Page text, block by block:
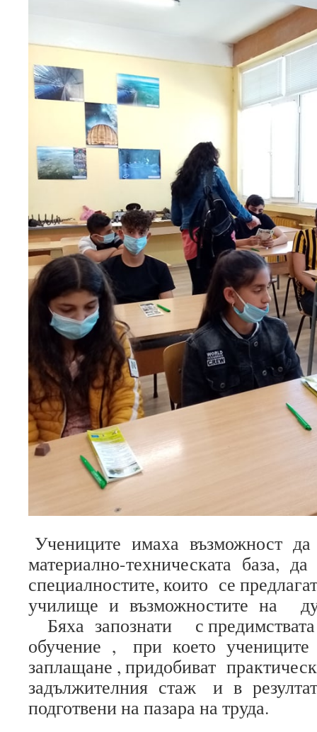
Учениците имаха възможност да
материално-техническата база,
специалностите, които се
училище и възможностите на
Бяха запознати с
обучение , при което учениците
заплащане , придобиват
задължителния стаж и в резултат
подготвени на пазара на труда.